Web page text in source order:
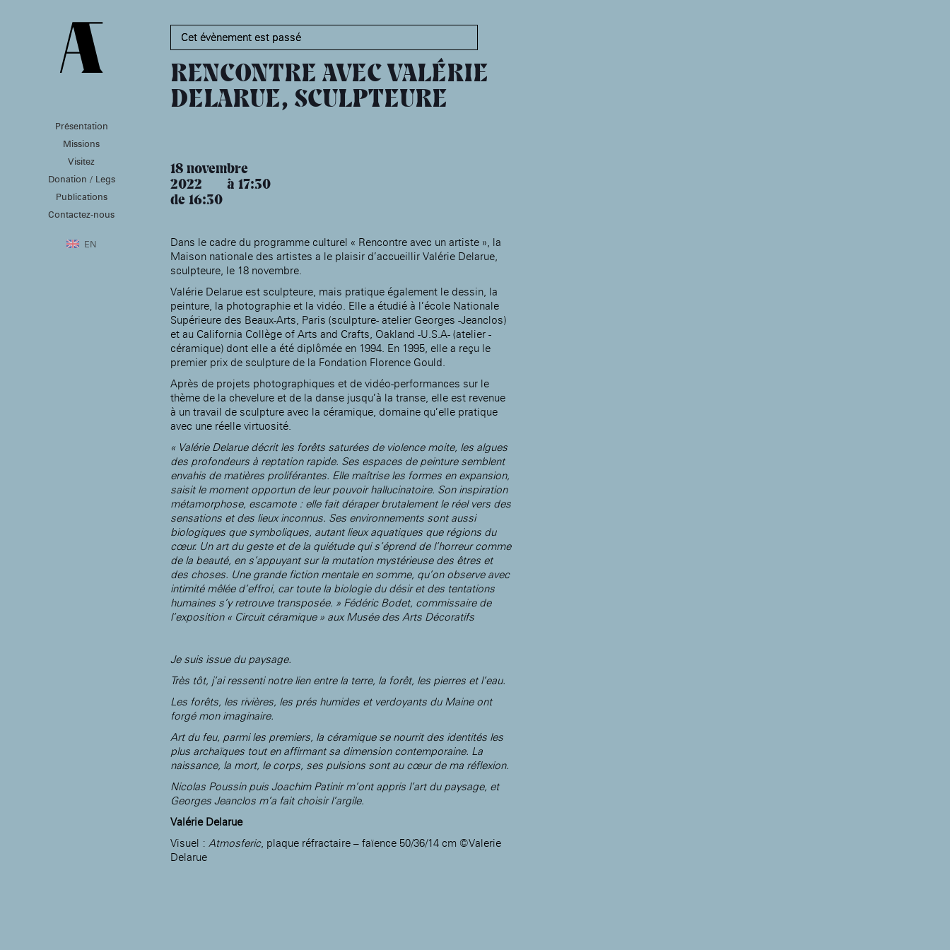
Cet évènement est passé
RENCONTRE AVEC VALÉRIE
DELARUE, SCULPTEURE
18 novembre
2022
de 16:30
17:30
Dans le cadre du programme culturel « Rencontre avec un artiste », la
Maison nationale des artistes a le plaisir d’accueillir Valérie Delarue,
sculpteure, le 18 novembre.
Valérie Delarue est sculpteure, mais pratique également le dessin, la
peinture, la photographie et la vidéo. Elle a étudié à l’école Nationale
Supérieure des Beaux-Arts, Paris (sculpture- atelier Georges -Jeanclos)
et au California Collège of Arts and Crafts, Oakland -U.S.A- (atelier -
céramique) dont elle a été diplômée en 1994. En 1995, elle a reçu le
premier prix de sculpture de la Fondation Florence Gould.
Après de projets photographiques et de vidéo-performances sur le
thème de la chevelure et de la danse jusqu’à la transe, elle est revenue
à un travail de sculpture avec la céramique, domaine qu’elle pratique
avec une réelle virtuosité.
« Valérie Delarue décrit les forêts saturées de violence moite, les algues
des profondeurs à reptation rapide. Ses espaces de peinture semblent
envahis de matières proliférantes. Elle maîtrise les formes en expansion,
saisit le moment opportun de leur pouvoir hallucinatoire. Son inspiration
métamorphose, escamote : elle fait déraper brutalement le réel vers des
sensations et des lieux inconnus. Ses environnements sont aussi
biologiques que symboliques, autant lieux aquatiques que régions du
cœur. Un art du geste et de la quiétude qui s’éprend de l’horreur comme
de la beauté, en s’appuyant sur la mutation mystérieuse des êtres et
des choses. Une grande fiction mentale en somme, qu’on observe avec
intimité mêlée d’effroi, car toute la biologie du désir et des tentations
humaines s’y retrouve transposée. » Fédéric Bodet, commissaire de
l’exposition « Circuit céramique » aux Musée des Arts Décoratifs
Je suis issue du paysage.
Très tôt, j’ai ressenti notre lien entre la terre, la forêt, les pierres et l’eau.
Les forêts, les rivières, les prés humides et verdoyants du Maine ont
forgé mon imaginaire.
Art du feu, parmi les premiers, la céramique se nourrit des identités les
plus archaïques tout en affirmant sa dimension contemporaine. La
naissance, la mort, le corps, ses pulsions sont au cœur de ma réflexion.
Nicolas Poussin puis Joachim Patinir m’ont appris l’art du paysage, et
Georges Jeanclos m’a fait choisir l’argile.
Valérie Delarue
Visuel : Atmosferic, plaque réfractaire – faïence 50/36/14 cm ©Valerie
Delarue
Présentation
Fondation des Artistes
Équipe
Histoire de la Fondation
Missions
Aider à la production
d’oeuvres d’art
Attribuer des ateliers
Promouvoir la scène
française à l’international
Produire, dans la
résidence deMoly-
Sabata
Accompagner le grand
âge, à laMaison
nationale des artistes
(EHPAD)
Visitez À NOGENT-SUR-MARNE
MABA
MABA
Expositions
Expositions passées
Publics de la MABA
Infos pratiques
Fondation des Artistes
Maison nationale
nationale
des artistes
Accueil de la
Smith-Lesouëf
Parc
À PARIS
Cabinet de curiosité et
Rotonde Balzac de l’Hôtel
Salomon de Rothschild
Jardin public de l’Hôtel
Salomon de Rothschild
Donation / Legs
Publications
Contactez-nous
EN